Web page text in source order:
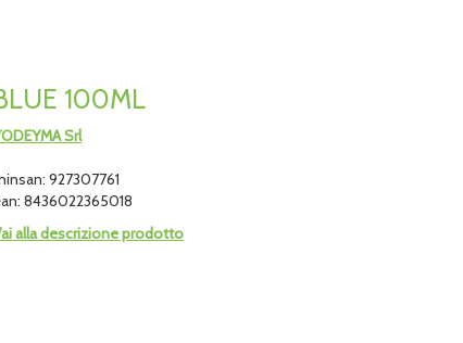
100ML
Srl
927307761
8436022365018
alla descrizione prodotto